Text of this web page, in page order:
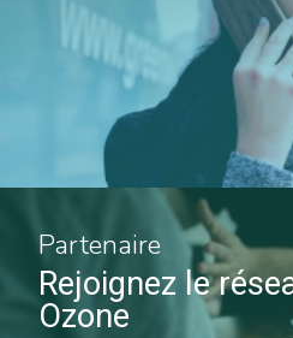
Partenaire
Rejoignez le
Ozone